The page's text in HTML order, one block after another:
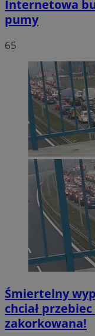
Internetowa
pumy
65
Śmiertelny
chciał
zakorkowana!